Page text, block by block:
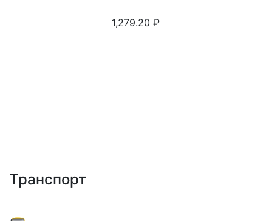
1,279.20 ₽
Транспорт